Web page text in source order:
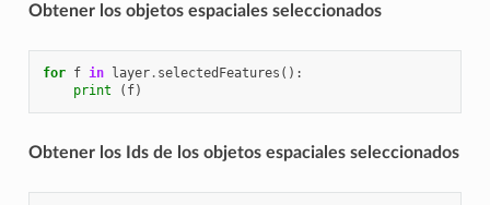
Obtener los objetos espaciales seleccionados
for f in layer. selectedFeatures ():
print
( f)
Obtener los Ids de los objetos espaciales seleccionados